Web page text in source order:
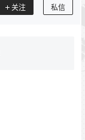
关注 私信